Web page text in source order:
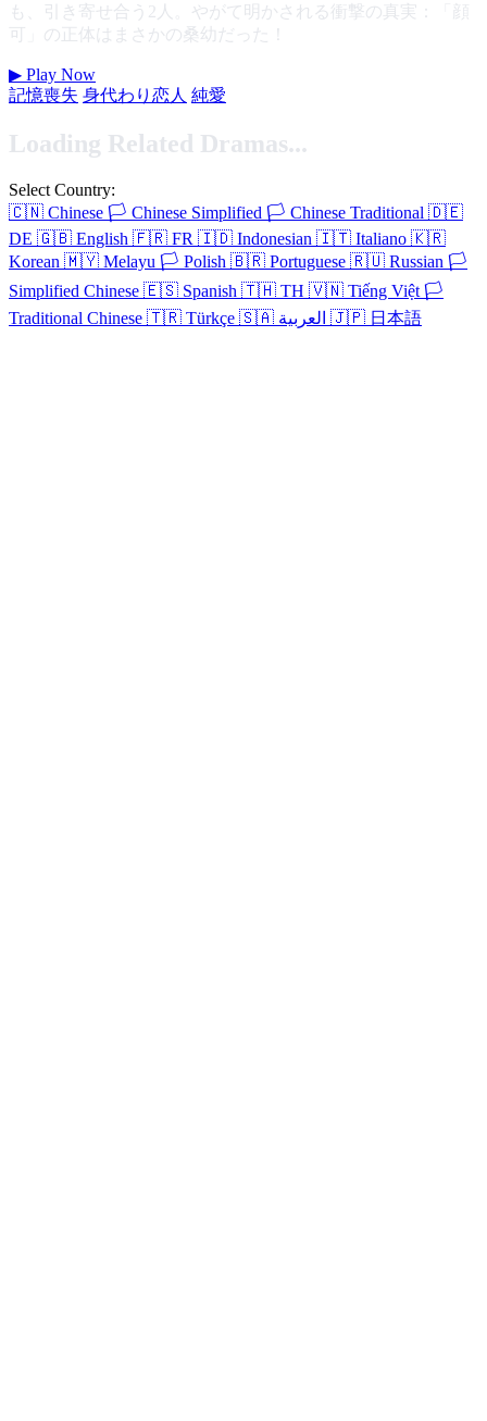
も、引き寄せ合う2人。やがて明かされる衝撃の真実：「顔
可」の正体はまさかの桑幼だった！
▶ Play Now
記憶喪失 身代わり恋人 純愛
Loading Related Dramas...
Select Country:
🇨🇳 Chinese 🏳️ Chinese Simplified 🏳️ Chinese Traditional 🇩🇪
DE 🇬🇧 English 🇫🇷 FR 🇮🇩 Indonesian 🇮🇹 Italiano 🇰🇷
Korean 🇲🇾 Melayu 🏳️ Polish 🇧🇷 Portuguese 🇷🇺 Russian 🏳️
Simplified Chinese 🇪🇸 Spanish 🇹🇭 TH 🇻🇳 Tiếng Việt 🏳️
Traditional Chinese 🇹🇷 Türkçe 🇸🇦 🇯🇵 日本語